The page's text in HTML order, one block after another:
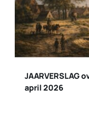
JAARVERSLAG
april 2026